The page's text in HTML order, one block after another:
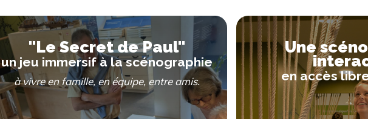
"Le Secret de Paul"
un jeu immersif à la scénographie
à vivre en famille, en équipe, entre amis.
Une
en accès